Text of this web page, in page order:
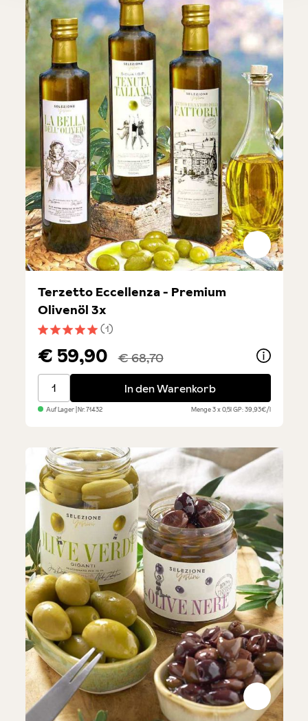
Durchschnittliche Bewertung von 5 von 5 Sternen
(1)
Terzetto Eccellenza - Premium
Olivenöl 3x
€ 59,90 € 68,70
Terzetto Eccellenza - Premium Olivenöl 3x
In den Warenkorb
Auf Lager| Nr.71432 Menge3 x 0,5lGP: 39,93€/l